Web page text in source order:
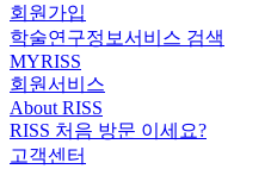
회원가입
학술연구정보서비스 검색
MYRISS
회원서비스
About RISS
RISS 처음 방문 이세요?
고객센터